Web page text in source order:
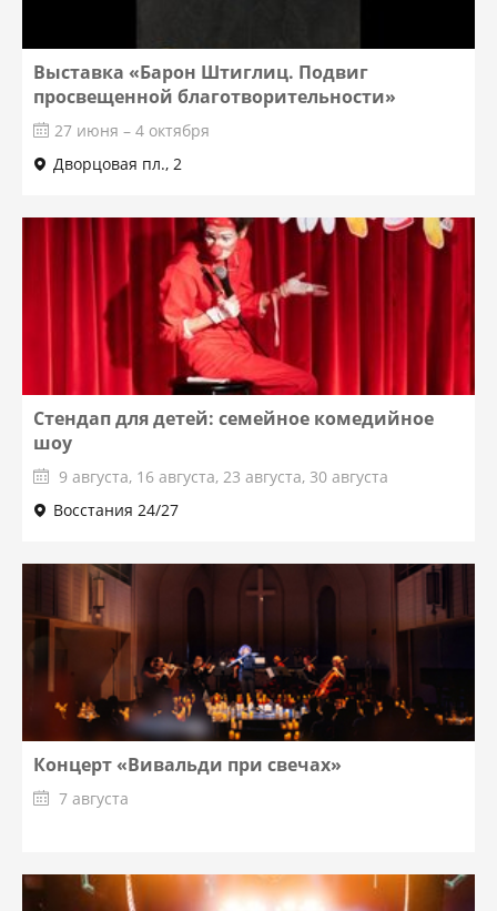
Выставка «Барон Штиглиц. Подвиг
просвещенной благотворительности»
27 июня – 4 октября
Дворцовая пл., 2
Стендап для детей: семейное комедийное
шоу
9 августа, 16 августа, 23 августа, 30 августа
Восстания 24/27
Концерт «Вивальди при свечах»
7 августа